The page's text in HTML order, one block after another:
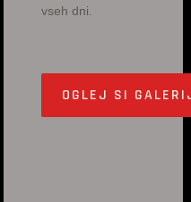
vseh dni.
OGLEJ SI